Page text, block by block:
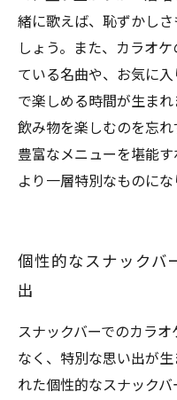
緒に歌えば、恥ずかし
しょう。また、カラオ
ている名曲や、お気に
で楽しめる時間が生ま
飲み物を楽しむのを忘
豊富なメニューを堪能
より一層特別なものにな
個性的なスナックバ
出
スナックバーでのカラ
なく、特別な思い出が
れた個性的なスナック